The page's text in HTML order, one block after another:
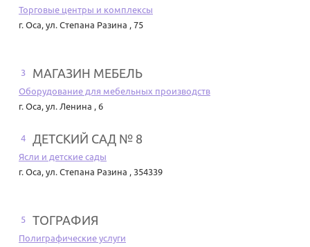
Торговые центры и комплексы
г. Оса, ул. Степана Разина , 75
3 МАГАЗИН МЕБЕЛЬ
Оборудование для мебельных производств
г. Оса, ул. Ленина , 6
4 ДЕТСКИЙ САД № 8
Ясли и детские сады
г. Оса, ул. Степана Разина , 354339
5 ТОГРАФИЯ
Полиграфические услуги